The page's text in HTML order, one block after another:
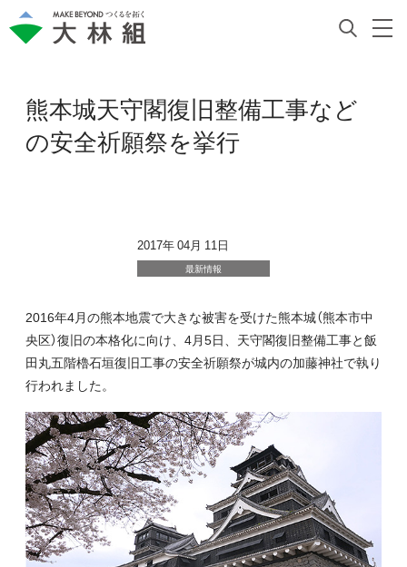
熊本城天守閣復旧整備工事など
の安全祈願祭を挙行
2017年 04月 11日
最新情報
2016年4月の熊本地震で大きな被害を受けた熊本城（熊本市中
央区）復旧の本格化に向け、4月5日、天守閣復旧整備工事と飯
田丸五階櫓石垣復旧工事の安全祈願祭が城内の加藤神社で執り
行われました。